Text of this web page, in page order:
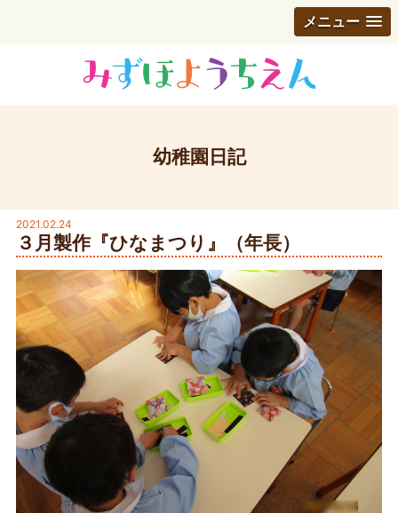
メニュー
幼稚園日記
2021.02.24
３月製作『ひなまつり』（年長）